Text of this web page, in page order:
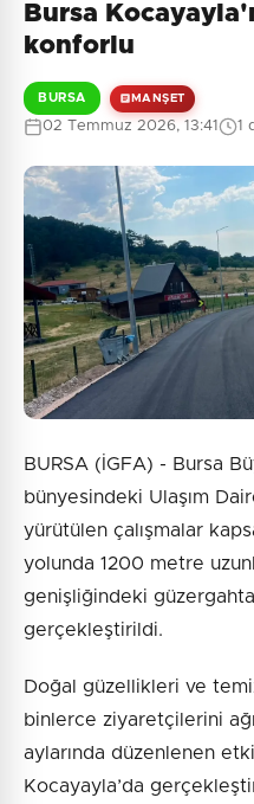
Bursa
konforlu
BURSA MANŞET
02 Temmuz 2026, 13:41 1
BURSA (İGFA) - Bursa
bünyesindeki Ulaşım
yürütülen çalışmalar
yolunda 1200 metre
genişliğindeki
gerçekleştirildi.
Doğal güzellikleri ve
binlerce ziyaretçilerini
aylarında düzenlenen
Kocayayla’da